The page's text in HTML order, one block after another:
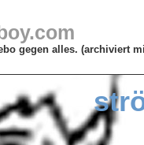
gegen alles. (archiviert